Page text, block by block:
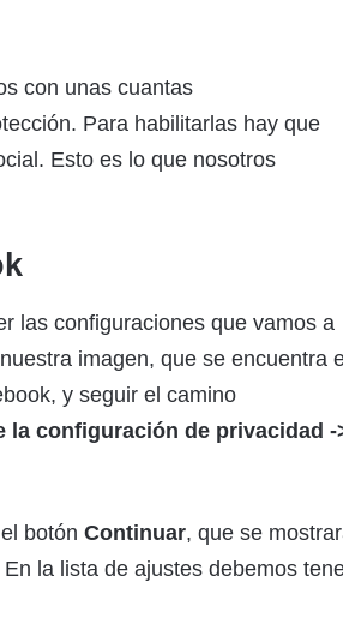
con unas cuantas
Para habilitarlas hay que
Esto es lo que nosotros
las configuraciones que vamos a
imagen, que se encuentra
y seguir el camino
la configuración de privacidad -
botón Continuar, que se
En la lista de ajustes debemos